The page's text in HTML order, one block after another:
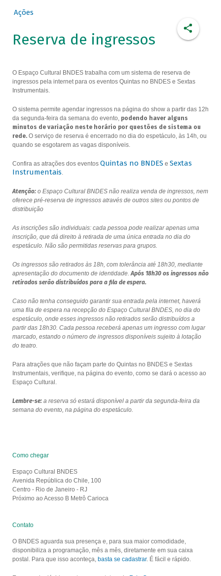
Ações
Reserva de ingressos
O Espaço Cultural BNDES trabalha com um sistema de reserva de
ingressos pela internet para os eventos Quintas no BNDES e Sextas
Instrumentais.
O sistema permite agendar ingressos na página do show a partir das 12h
da segunda-feira da semana do evento, podendo haver alguns
minutos de variação neste horário por questões de sistema ou
rede.O serviço de reserva é encerrado no dia do espetáculo, às 14h, ou
quando se esgotarem as vagas disponíveis.
Confira as atrações dos eventos Quintas no BNDES e Sextas
Instrumentais.
Atenção:o Espaço Cultural BNDES não realiza venda de ingressos, nem
oferece pré-reserva de ingressos através de outros sites ou pontos de
distribuição
As inscrições são individuais: cada pessoa pode realizar apenas uma
inscrição, que dá direito à retirada de uma única entrada no dia do
espetáculo. Não são permitidas reservas para grupos.
Os ingressos são retirados às 18h, com tolerância até 18h30, mediante
apresentação do documento de identidade.Após 18h30 os ingressos não
retirados serão distribuídos para a fila de espera.
Caso não tenha conseguido garantir sua entrada pela internet, haverá
uma fila de espera na recepção do Espaço Cultural BNDES, no dia do
espetáculo, onde esses ingressos não retirados serão distribuídos a
partir das 18h30. Cada pessoa receberá apenas um ingresso com lugar
marcado, estando o número de ingressos disponíveis sujeito à lotação
do teatro.
Para atrações que não façam parte do Quintas no BNDES e Sextas
Instrumentais, verifique, na página do evento, como se dará o acesso ao
Espaço Cultural.
Lembre-se:a reserva só estará disponível a partir da segunda-feira da
semana do evento, na página do espetáculo.
Como chegar
Espaço Cultural BNDES
Avenida República do Chile, 100
Centro - Rio de Janeiro - RJ
Próximo ao Acesso B Metrô Carioca
Contato
O BNDES aguarda sua presença e, para sua maior comodidade,
disponibiliza a programação, mês a mês, diretamente em sua caixa
postal. Para que isso aconteça, basta se cadastrar. É fácil e rápido.